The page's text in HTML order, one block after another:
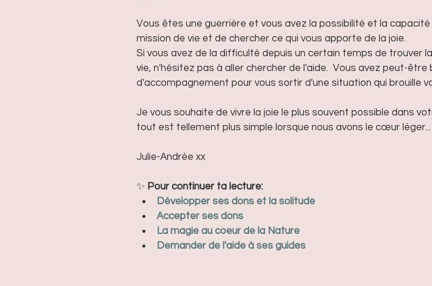
Vous êtes une guerrière et vous avez la possibilité et la
mission de vie et de chercher ce qui vous apporte de la joie.
Si vous avez de la difficulté depuis un certain temps de trouver
vie, n'hésitez pas à aller chercher de l'aide.  Vous avez peut-être
d'accompagnement pour vous sortir d'une situation qui brouille
Je vous souhaite de vivre la joie le plus souvent possible dans
tout est tellement plus simple lorsque nous avons le cœur
Julie-Andrée xx
✨ Pour continuer ta lecture:
Développer ses dons et la solitude
Accepter ses dons
La magie au coeur de la Nature
Demander de l'aide à ses guides